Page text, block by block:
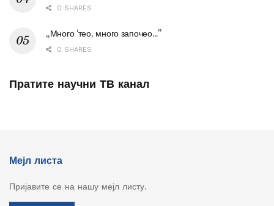
0 SHARES
„Много ‘тео, много започео…”
0 SHARES
Пратите научни ТВ канал
Мејл листа
Пријавите се на нашу мејл листу.